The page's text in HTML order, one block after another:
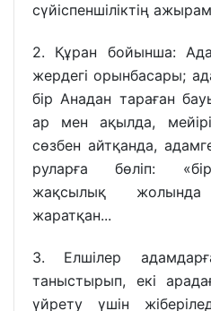
сүйіспеншіліктің
2. Құран бойынша:
жердегі орынбасары;
бір Анадан тараған
ар мен ақылда,
сөзбен айтқанда,
руларға бөліп:
жақсылық
жаратқан...
3. Елшілер
таныстырып, екі
үйрету үшін